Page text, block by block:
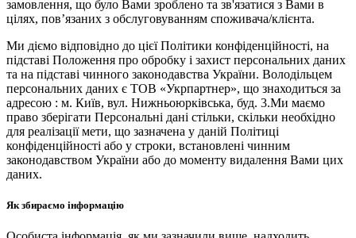
замовлення, що було Вами зроблено та зв'язатися з Вами в
цілях, пов’язаних з обслуговуванням споживача/клієнта.
Ми діємо відповідно до цієї Політики конфіденційності, на
підставі Положення про обробку і захист персональних даних
та на підставі чинного законодавства України. Володільцем
персональних даних є ТОВ «Укрпартнер», що знаходиться за
адресою : м. Київ, вул. Нижньоюркiвська, буд. 3.Ми маємо
право зберігати Персональні дані стільки, скільки необхідно
для реалізації мети, що зазначена у даній Політиці
конфіденційності або у строки, встановлені чинним
законодавством України або до моменту видалення Вами цих
даних.
Як збираємо інформацію